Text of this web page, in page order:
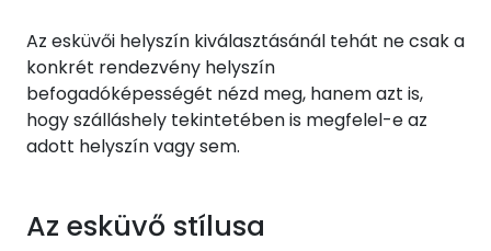
Az esküvői helyszín kiválasztásánál tehát ne csak a
konkrét rendezvény helyszín
befogadóképességét nézd meg, hanem azt is,
hogy szálláshely tekintetében is megfelel-e az
adott helyszín vagy sem.
Az esküvő stílusa